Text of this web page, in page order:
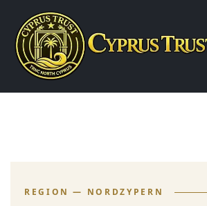
REGION — NORDZYPERN